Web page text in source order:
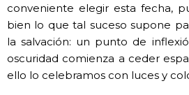
conveniente elegir esta fecha,
bien lo que tal suceso supone
la salvación: un punto de
oscuridad comienza a ceder
ello lo celebramos con luces y